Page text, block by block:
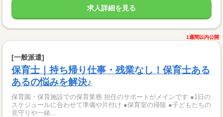
求人詳細を見る
1週間以内公開
[一般派遣]
保育士｜持ち帰り仕事・残業なし！保育士ある
あるの悩みを解決♪
保育園・保育施設での保育業務 担任のサポートがメインです ●1日の
スケジュールに合わせて準備や片付け ●保育室の掃除 ●子どもたちの
見守りや一緒...